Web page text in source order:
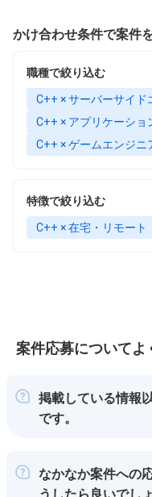
かけ合わせ条件で案件
職種で絞り込む
C++ × サーバーサイド
C++ × アプリケーショ
C++ × ゲームエンジニ
特徴で絞り込む
C++ × 在宅・リモート
案件応募についてよ
掲載している情報
です。
なかなか案件への